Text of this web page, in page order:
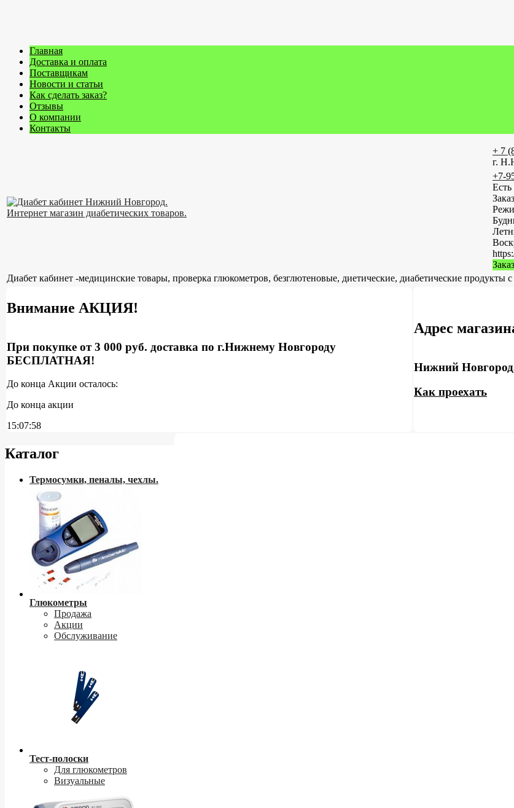
Главная
Доставка и оплата
Поставщикам
Новости и статьи
Как сделать заказ?
Отзывы
О компании
Контакты
+ 7
г.
+7-
Диабет кабинет -медицинские товары, проверка глюкометров, безглютеновые, диетические, диабетические продукты
Внимание АКЦИЯ!
При покупке от 3 000 руб. доставка по г.Нижнему Новгороду
БЕСПЛАТНАЯ!
До конца Акции осталось:
До конца акции
15:07:58
Адрес
Нижний
Как проехать
Каталог
Термосумки, пеналы, чехлы.
Глюкометры
Продажа
Акции
Обслуживание
Тест-полоски
Для глюкометров
Визуальные